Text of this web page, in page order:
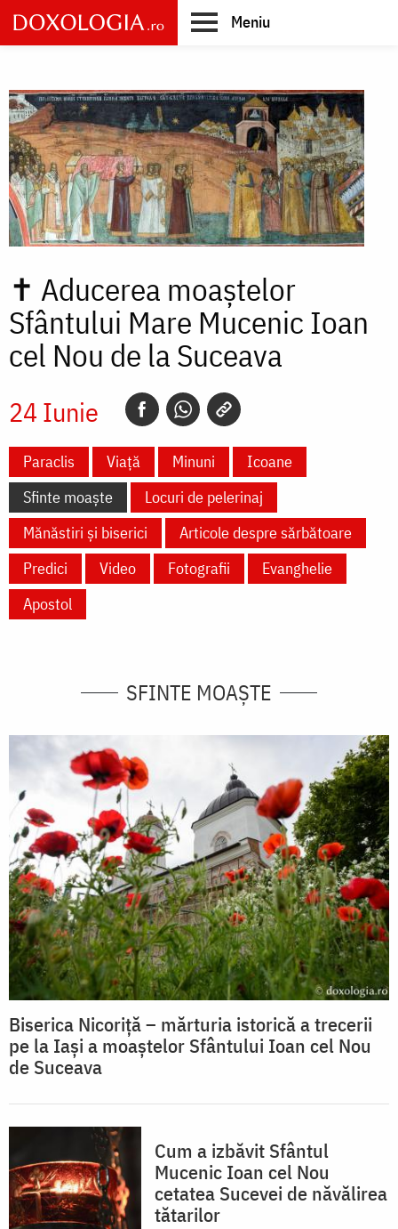
Skip
to
main
Meniu
✝ Aducerea moaștelor
Sfântului Mare Mucenic Ioan
cel Nou de la Suceava
24 Iunie
Paraclis Viață Minuni
Icoane
Sfinte moaște
Locuri de pelerinaj
Mănăstiri și biserici
Articole despre sărbătoare
Predici
Video Fotografii
Evanghelie
Apostol
SFINTE MOAȘTE
Biserica Nicoriță – mărturia istorică a trecerii
pe la Iași a moaștelor Sfântului Ioan cel Nou
de Suceava
Cum a izbăvit Sfântul
Mucenic Ioan cel Nou
cetatea Sucevei de năvălirea
tătarilor